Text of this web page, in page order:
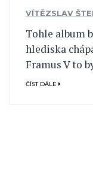
VÍTĚZSLAV
Tohle album
hlediska
Framus V to
ČÍST DÁLE